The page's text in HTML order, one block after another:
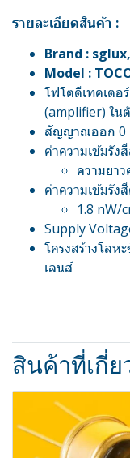
รายละเอียดสินค้า :
Brand :
Model :
โฟโตดีเทคเตอ
(amplifier) ใน
สัญญาณออก 0
ค่าความเข้มรั
ความยา
ค่าความเข้มรัง
1.8 nW/
Supply
โครงสร้างโล
เลนส์
สินค้าที่เกี่ย